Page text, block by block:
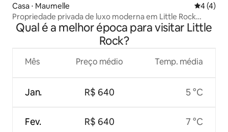
Casa ⋅ Maumelle 4 de
4 (4)
Propriedade privada de luxo moderna em Little Rock
CASA ENORME
Qual é a melhor época para visitar Little
Rock?
Mês
Jan.
Fev.
Preço médio
R$ 640
R$ 640
Temp. média
5 °C
7 °C